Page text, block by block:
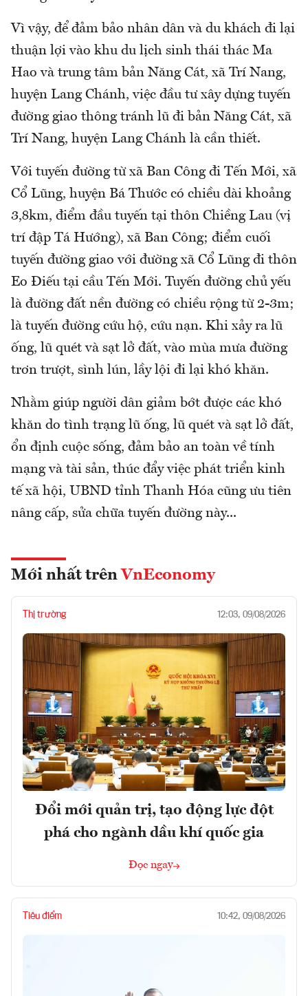
Vì vậy, để đảm bảo nhân dân và du khách đi lại
thuận lợi vào khu du lịch sinh thái thác Ma
Hao và trung tâm bản Năng Cát, xã Trí Nang,
huyện Lang Chánh, việc đầu tư xây dựng tuyến
đường giao thông tránh lũ đi bản Năng Cát, xã
Trí Nang, huyện Lang Chánh là cần thiết.
Với tuyến đường từ xã Ban Công đi Tến Mới, xã
Cổ Lũng, huyện Bá Thước có chiều dài khoảng
3,8km, điểm đầu tuyến tại thôn Chiềng Lau (vị
trí đập Tá Hướng), xã Ban Công; điểm cuối
tuyến đường giao với đường xã Cổ Lũng đi thôn
Eo Điếu tại cầu Tến Mới. Tuyến đường chủ yếu
là đường đất nền đường có chiều rộng từ 2-3m;
là tuyến đường cứu hộ, cứu nạn. Khi xảy ra lũ
ống, lũ quét và sạt lở đất, vào mùa mưa đường
trơn trượt, sình lún, lầy lội đi lại khó khăn.
Nhằm giúp người dân giảm bớt được các khó
khăn do tình trạng lũ ống, lũ quét và sạt lở đất,
ổn định cuộc sống, đảm bảo an toàn về tính
mạng và tài sản, thúc đẩy việc phát triển kinh
tế xã hội, UBND tỉnh Thanh Hóa cũng ưu tiên
nâng cấp, sửa chữa tuyến đường này...
Mới nhất trên VnEconomy
Thị trường 12:03, 09/08/2026
Đổi mới quản trị, tạo động lực đột
phá cho ngành dầu khí quốc gia
Đọc ngay
Tiêu điểm 10:42, 09/08/2026